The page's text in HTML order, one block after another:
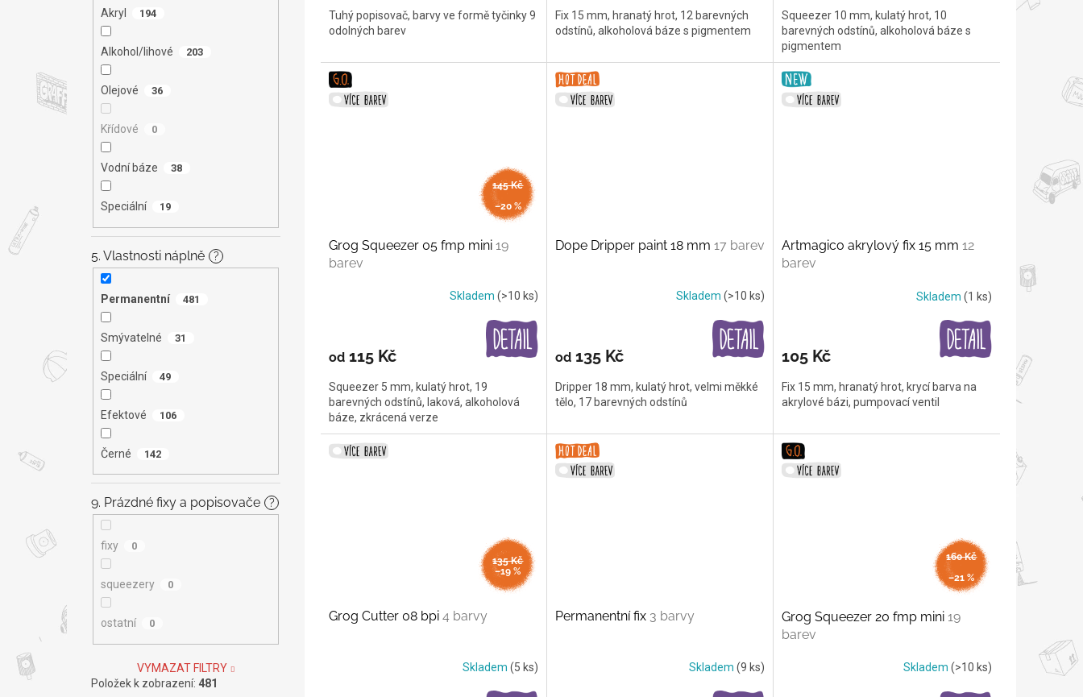
Akryl 194
Alkohol/lihové 203
Olejové 36
Křídové 0
Vodní báze 38
Speciální 19
5. Vlastnosti náplně ?
Permanentní 481
Smývatelné 31
Speciální 49
Efektové 106
Černé 142
9. Prázdné fixy a popisovače ?
fixy 0
squeezery 0
ostatní 0
VYMAZAT FILTRY
Položek k zobrazení: 481
Tuhý popisovač, barvy ve formě tyčinky 9
odolných barev
Fix 15 mm, hranatý hrot, 12 barevných
odstínů, alkoholová báze s pigmentem
Squeezer 10 mm, kulatý hrot, 10
barevných odstínů, alkoholová báze s
pigmentem
145 Kč
–20 %
Grog Squeezer 05 fmp mini 19
barev
Skladem (>10 ks)
od 115 Kč
Squeezer 5 mm, kulatý hrot, 19
barevných odstínů, laková, alkoholová
báze, zkrácená verze
Dope Dripper paint 18 mm 17 barev
Skladem (>10 ks)
od135 Kč
Dripper 18 mm, kulatý hrot, velmi měkké
tělo, 17 barevných odstínů
Artmagico akrylový fix 15 mm 12
barev
Skladem (1 ks)
105 Kč
Fix 15 mm, hranatý hrot, krycí barva na
akrylové bázi, pumpovací ventil
135 Kč
–19 %
Grog Cutter 08 bpi 4 barvy
Skladem (5 ks)
Permanentní fix 3 barvy
Skladem (9 ks)
160 Kč
–21 %
Grog Squeezer 20 fmp mini 19
barev
Skladem (>10 ks)